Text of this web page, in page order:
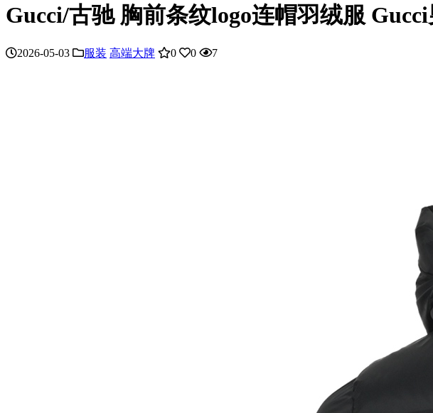
Gucci/古驰 胸前条纹logo连帽羽绒服
2026-05-03 服装 高端大牌 0 0 7